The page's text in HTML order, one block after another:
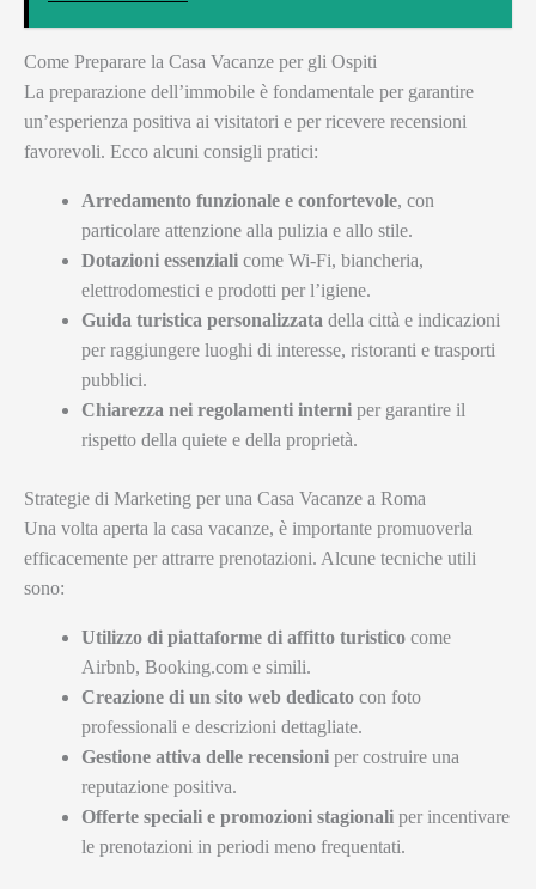
Come Preparare la Casa Vacanze per gli Ospiti
La preparazione dell’immobile è fondamentale per garantire
un’esperienza positiva ai visitatori e per ricevere recensioni
favorevoli. Ecco alcuni consigli pratici:
Arredamento funzionale e confortevole, con
particolare attenzione alla pulizia e allo stile.
Dotazioni essenziali come Wi-Fi, biancheria,
elettrodomestici e prodotti per l’igiene.
Guida turistica personalizzata della città e indicazioni
per raggiungere luoghi di interesse, ristoranti e trasporti
pubblici.
Chiarezza nei regolamenti interni per garantire il
rispetto della quiete e della proprietà.
Strategie di Marketing per una Casa Vacanze a Roma
Una volta aperta la casa vacanze, è importante promuoverla
efficacemente per attrarre prenotazioni. Alcune tecniche utili
sono:
Utilizzo di piattaforme di affitto turistico come
Airbnb, Booking.com e simili.
Creazione di un sito web dedicato con foto
professionali e descrizioni dettagliate.
Gestione attiva delle recensioni per costruire una
reputazione positiva.
Offerte speciali e promozioni stagionali per incentivare
le prenotazioni in periodi meno frequentati.